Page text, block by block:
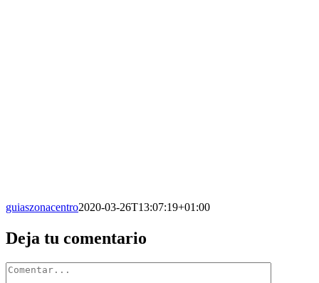
guiaszonacentro2020-03-26T13:07:19+01:00
Facebook
X
Reddit
LinkedIn
WhatsApp
Tumblr
Pinterest
Vk
Correo
electrónico
Deja tu comentario
Comentario